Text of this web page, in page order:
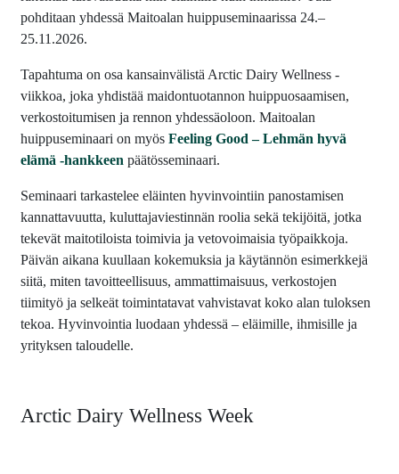
pohditaan yhdessä Maitoalan huippuseminaarissa 24.–
25.11.2026.
Tapahtuma on osa kansainvälistä Arctic Dairy Wellness -
viikkoa, joka yhdistää maidontuotannon huippuosaamisen,
verkostoitumisen ja rennon yhdessäoloon. Maitoalan
huippuseminaari on myös Feeling Good – Lehmän hyvä
elämä -hankkeen päätösseminaari.
Seminaari tarkastelee eläinten hyvinvointiin panostamisen
kannattavuutta, kuluttajaviestinnän roolia sekä tekijöitä, jotka
tekevät maitotiloista toimivia ja vetovoimaisia työpaikkoja.
Päivän aikana kuullaan kokemuksia ja käytännön esimerkkejä
siitä, miten tavoitteellisuus, ammattimaisuus, verkostojen
tiimityö ja selkeät toimintatavat vahvistavat koko alan tuloksen
tekoa. Hyvinvointia luodaan yhdessä – eläimille, ihmisille ja
yrityksen taloudelle.
Arctic Dairy Wellness Week